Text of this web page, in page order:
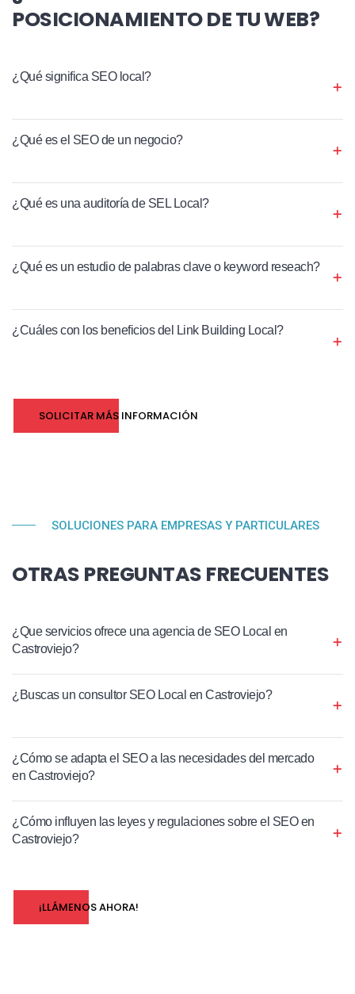
POSICIONAMIENTO DE TU WEB?
¿Qué significa SEO local?
¿Qué es el SEO de un negocio?
¿Qué es una auditoría de SEL Local?
¿Qué es un estudio de palabras clave o keyword reseach?
¿Cuáles con los beneficios del Link Building Local?
SOLICITAR MÁS INFORMACIÓN
SOLUCIONES PARA EMPRESAS Y PARTICULARES
OTRAS PREGUNTAS FRECUENTES
¿Que servicios ofrece una agencia de SEO Local en
Castroviejo?
¿Buscas un consultor SEO Local en Castroviejo?
¿Cómo se adapta el SEO a las necesidades del mercado
en Castroviejo?
¿Cómo influyen las leyes y regulaciones sobre el SEO en
Castroviejo?
¡LLÁMENOS AHORA!